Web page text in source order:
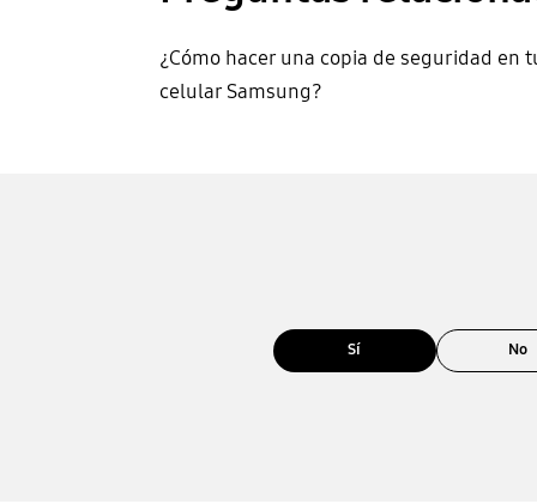
¿Cómo hacer una copia de seguridad en
celular Samsung?
Sí No